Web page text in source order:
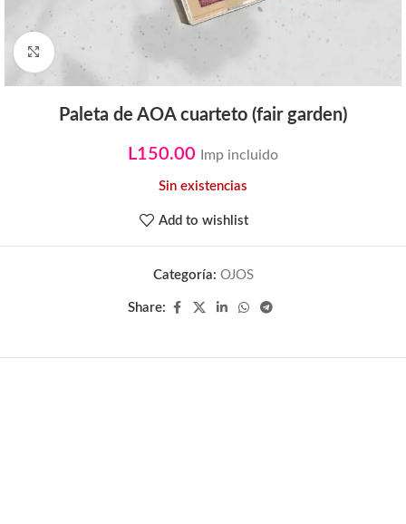
Click to enlarge
Paleta de AOA cuarteto (fair garden)
L150.00 Imp incluido
Sin existencias
Add to wishlist
Categoría: OJOS
Share: